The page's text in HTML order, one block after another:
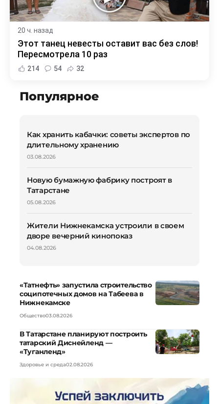
20 ч. назад
Этот танец невесты оставит вас без слов!
Пересмотрела 10 раз
214 54 32
Популярное
Как хранить кабачки: советы экспертов по
длительному хранению
03.08.2026
Новую бумажную фабрику построят в
Татарстане
05.08.2026
Жители Нижнекамска устроили в своем
дворе вечерний кинопоказ
04.08.2026
«Татнефть» запустила строительство
соципотечных домов на Табеева в
Нижнекамске
Общество03.08.2026
В Татарстане планируют построить
татарский Диснейленд —
«Туганленд»
Здоровье и среда02.08.2026